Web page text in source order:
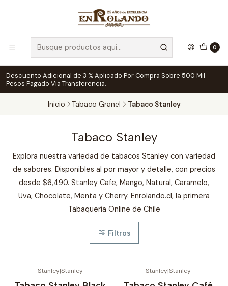
0
Descuento Adicional de 3 % Aplicado Por Compra Sobre 500 Mil
Pesos Pagado Via Transferencia.
Inicio Tabaco Granel Tabaco Stanley
Tabaco Stanley
Explora nuestra variedad de tabacos Stanley con variedad
de sabores. Disponibles al por mayor y detalle, con precios
desde $6,490. Stanley Cafe, Mango, Natural, Caramelo,
Uva, Chocolate, Menta y Cherry. Enrolando.cl, la primera
Tabaquería Online de Chile
Filtros
Stanley|Stanley Stanley|Stanley